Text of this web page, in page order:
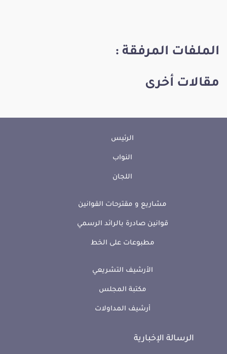
الملفات المرفقة :
مقالات أخرى
الرئيس
النواب
اللجان
مشاريع و مقترحات القوانين
قوانين صادرة بالرائد الرسمي
مطبوعات على الخط
الأرشيف التشريعي
مكتبة المجلس
أرشيف المداولات
الرسالة الإخبارية